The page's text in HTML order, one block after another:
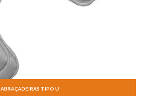
ABRAÇADEIRAS TIPO U